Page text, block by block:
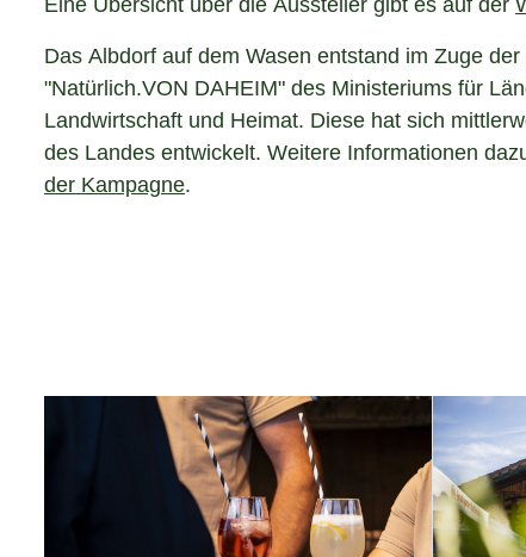
Eine Übersicht über die Aussteller gibt es auf der
Das Albdorf auf dem Wasen entstand im Zuge
"Natürlich.VON DAHEIM" des Ministeriums für
Landwirtschaft und Heimat. Diese hat sich
des Landes entwickelt. Weitere Informationen
der Kampagne.